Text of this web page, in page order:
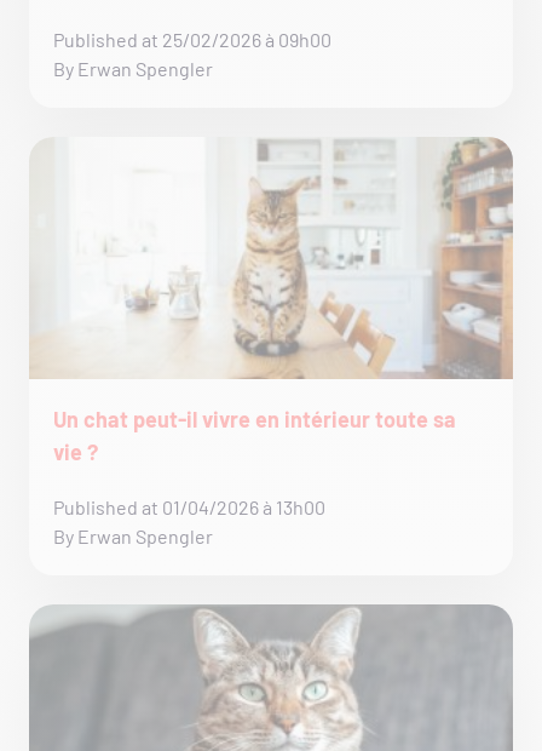
Published at 25/02/2026 à 09h00
By Erwan Spengler
Un chat peut-il vivre en intérieur toute sa
vie ?
Published at 01/04/2026 à 13h00
By Erwan Spengler